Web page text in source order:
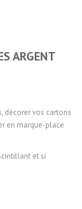
ARGENT
décorer vos cartons
en marque-place
et si